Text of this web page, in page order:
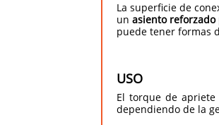
La superficie de
un asiento reforzado
puede tener formas
USO
El torque de
dependiendo de la